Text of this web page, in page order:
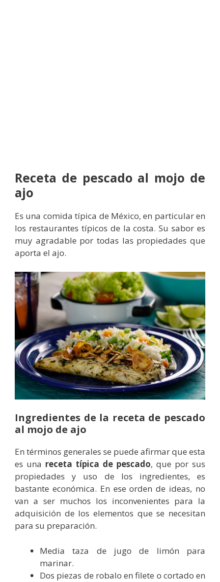
Receta de pescado al mojo de
ajo
Es una comida típica de México, en particular en
los restaurantes típicos de la costa. Su sabor es
muy agradable por todas las propiedades que
aporta el ajo.
Ingredientes de la receta de pescado
al mojo de ajo
En términos generales se puede afirmar que esta
es una receta típica de pescado, que por sus
propiedades y uso de los ingredientes, es
bastante económica. En ese orden de ideas, no
van a ser muchos los inconvenientes para la
adquisición de los elementos que se necesitan
para su preparación.
Media taza de jugo de limón para
marinar.
Dos piezas de robalo en filete o cortado en